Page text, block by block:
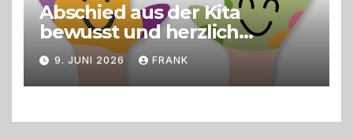
Abschied aus der Kita
bewusst und herzlich
gestalten
9. JUNI 2026 FRANK